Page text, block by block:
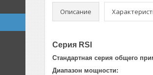
Описание
Серия RSI
Стандартная серия общего
Диапазон мощности: